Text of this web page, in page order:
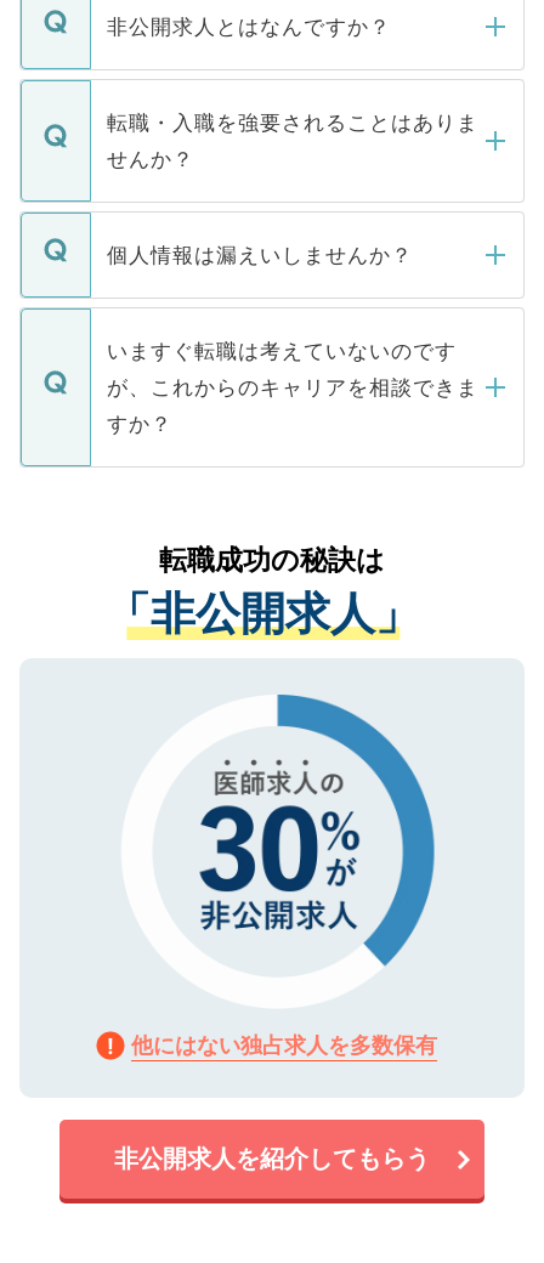
登録内容を確認し、その後メールもしくは
ます。通常、5営業日以内にはご連絡をせて
いただきますので、しばらくお待ちくださ
非公開求人とはなんですか？
マイナビDOCTORで取り扱っている求人の
うち約3割は、Webサイトからご覧いただ
けない「非公開求人」です。非公開求人は
下記の理由によって、一般には公開してい
ません。
■応募殺到を避けるため 人気のある医療機
関を公にしてしまうと、応募が殺到する場
に、医療機関が求める条件に合った人材の
みを人材紹介会社に依頼するケースが増え
ています。
転職・入職を強要されることはありま
せんか？
転職・入職を強要することは一切ありませ
ん。また、仮に応募先から内定をいただい
定を承諾する必要はありません。内定先へ
の辞退の連絡はキャリアパートナーが行い
個人情報は漏えいしませんか？
個人情報が漏えいすることはありませんの
で、ご安心ください。当サイトからの登録
などで収集したご登録者様の個人情報は、
ご本人のキャリアアップおよび転職活動の
支援を目的に使用いたします。お預かりし
ているすべての個人データはご本人の許可
は、個人情報の取り扱いについての厳密な
管理基準を満たした事業者のみに付与され
る、プライバシーマークを取得済みです。
で、機密保持に関してもご安心ください。
いますぐ転職は考えていないのです
が、これからのキャリアを相談できま
すか？
かがいして、現在の医療機関の状況や紹介
経験をまじえながら、適切なアドバイスを
させていただきます。すぐにご転職をされ
ない方には、長期的なサポートが可能です
ので、まずはご登録ください。
転職成功の秘訣は
「非公開求人」
他にはない独占求人を多数保有
非公開求人を紹介してもらう